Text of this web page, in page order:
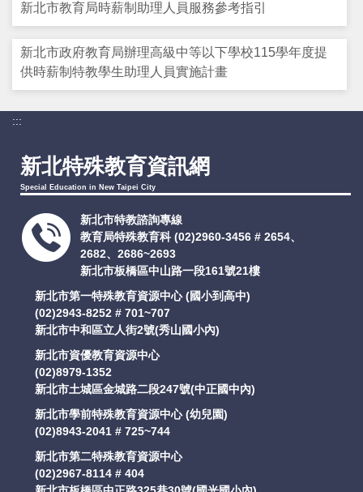
鑑定安置
課程與教學
學習輔導
支持服務
活動訊息
IEP
新北市教育局時薪制助理人員服務參考指引
新北市政府教育局辦理高級中等以下學校115學年度提
供時薪制特教學生助理人員實施計畫
:::
新北特殊教育資訊網
Special Education in New Taipei City
新北市特教諮詢專線
教育局特殊教育科 (02)2960-3456 # 2654、
2682、2686~2693
新北市板橋區中山路一段161號21樓
新北市第一特殊教育資源中心 (國小到高中)
(02)2943-8252 # 701~707
新北市中和區立人街2號(秀山國小內)
新北市資優教育資源中心
(02)8979-1352
新北市土城區金城路二段247號(中正國中內)
新北市學前特殊教育資源中心 (幼兒園)
(02)8943-2041 # 725~744
新北市第二特殊教育資源中心
(02)2967-8114 # 404